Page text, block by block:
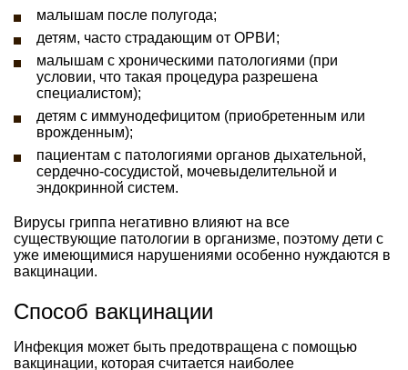
малышам после полугода;
детям, часто страдающим от ОРВИ;
малышам с хроническими патологиями (при
условии, что такая процедура разрешена
специалистом);
детям с иммунодефицитом (приобретенным или
врожденным);
пациентам с патологиями органов дыхательной,
сердечно-сосудистой, мочевыделительной и
эндокринной систем.
Вирусы гриппа негативно влияют на все
существующие патологии в организме, поэтому дети с
уже имеющимися нарушениями особенно нуждаются в
вакцинации.
Способ вакцинации
Инфекция может быть предотвращена с помощью
вакцинации, которая считается наиболее